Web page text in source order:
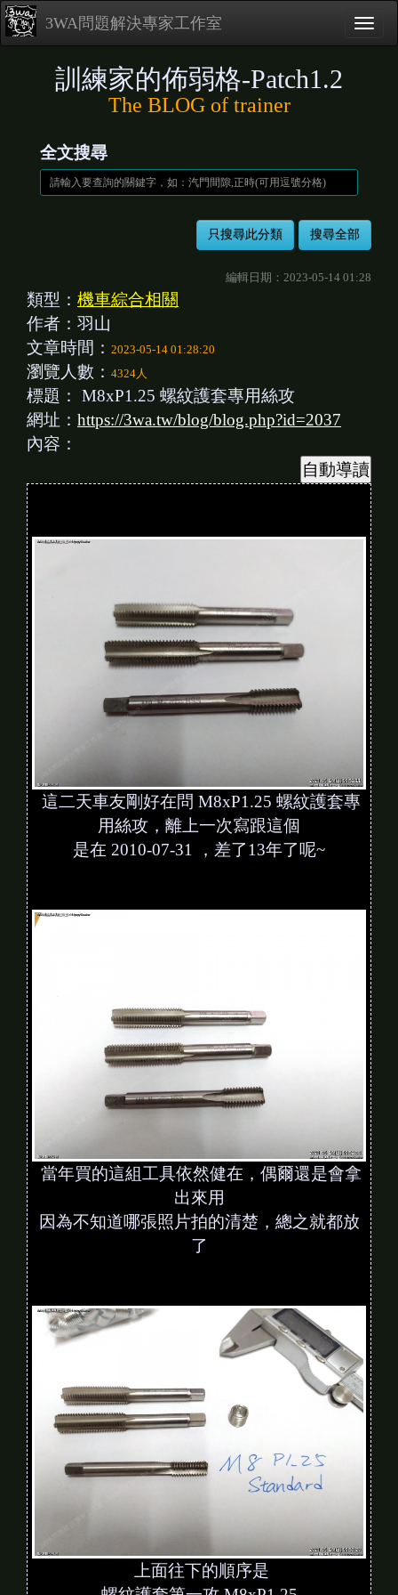
3WA問題解決專家工作室
訓練家的佈弱格-Patch1.2
The BLOG of trainer
全文搜尋
編輯日期：2023-05-14 01:28
類型： 機車綜合相關
作者：羽山
文章時間： 2023-05-14 01:28:20
瀏覽人數： 4324人
標題： M8xP1.25 螺紋護套專用絲攻
網址： https://3wa.tw/blog/blog.php?id=2037
內容：
這二天車友剛好在問 M8xP1.25 螺紋護套專
用絲攻，離上一次寫跟這個
是在 2010-07-31 ，差了13年了呢~
當年買的這組工具依然健在，偶爾還是會拿
出來用
因為不知道哪張照片拍的清楚，總之就都放
了
上面往下的順序是